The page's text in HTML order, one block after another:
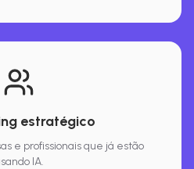
estratégico
e profissionais que já estão
IA.